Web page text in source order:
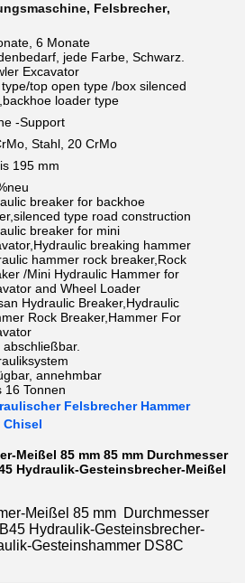
, Felsbrecher,
6 Monate
jede Farbe, Schwarz.
Excavator
top open type /box silenced
loader type
-Support
Stahl, 20 CrMo
195 mm
breaker for backhoe
type road construction
breaker for mini
breaking hammer
hammer rock breaker,Rock
/Mini Hydraulic Hammer for
and Wheel Loader
Hydraulic Breaker,Hydraulic
Rock Breaker,Hammer For
abschließbar.
annehmbar
16 Tonnen
Felsbrecher Hammer
Chisel
Meißel 85 mm 85 mm Durchmesser
Hydraulik-Gesteinsbrecher-Meißel
Meißel 85 mm Durchmesser
Hydraulik-Gesteinsbrecher-
Gesteinshammer DS8C